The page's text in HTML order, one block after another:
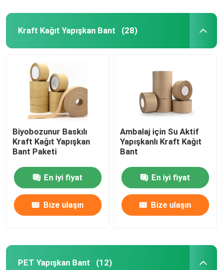
Kraft Kağıt Yapışkan Bant (28)
Biyobozunur Baskılı
Kraft Kağıt Yapışkan
Bant Paketi
En iyi fiyat
Bize ulaşın
Ambalaj için Su Aktif
Yapışkanlı Kraft Kağıt
Bant
En iyi fiyat
Bize ulaşın
PET Yapışkan Bant (12)